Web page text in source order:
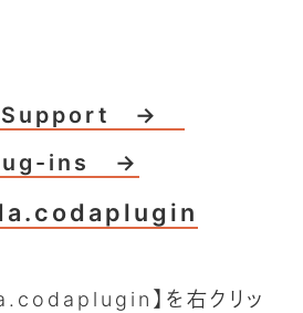
Support →
ins →
】を右クリッ